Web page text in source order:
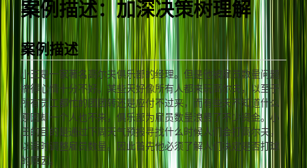
案例描述：加深决策树理解
案例描述
小王是一家著名高尔夫俱乐部的经理。但是他被雇员数量问题
搞得心情十分不好。某些天好像所有人都来玩高尔夫，以至于
所有员工都忙的团团转还是应付不过来，而有些天不知道什么
原因却一个人也不来，俱乐部为雇员数量浪费了不少资金。小
王的目的是通过下周天气预报寻找什么时候人们会打高尔夫，
以适时调整雇员数量。因此首先他必须了解人们决定是否打球
的原因。